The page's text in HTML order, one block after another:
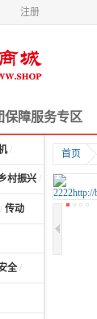
注册
保障服务专区
/
村振兴 / 计算机及配件
/ 传动
全 /
首页